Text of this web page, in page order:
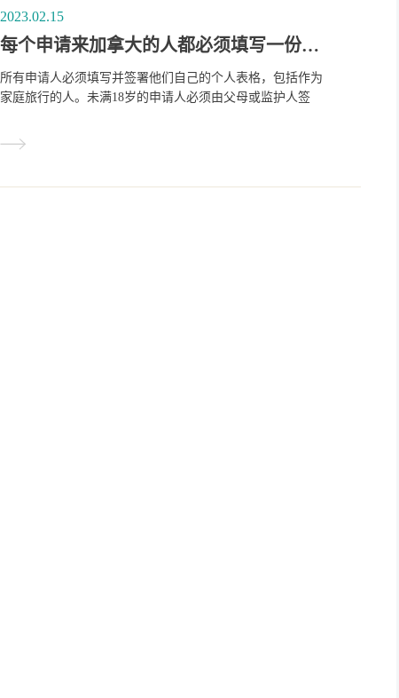
2023.02.15
每个申请来加拿大的人都必须填写一份单独的申请吗？
所有申请人必须填写并签署他们自己的个人表格，包括作为
家庭旅行的人。未满18岁的申请人必须由父母或监护人签